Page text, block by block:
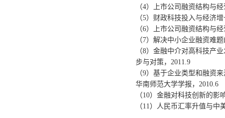
（4）上市公司融资结构与
（5）财政科技投入与经济
（6）上市公司融资结构与
（7）解决中小企业融资难
（8）金融中介对高科技产
步与对策，2011.9
（9）基于企业类型和融资
华南师范大学学报，2010.6
（10）金融对科技创新的影
（11）人民币汇率升值与